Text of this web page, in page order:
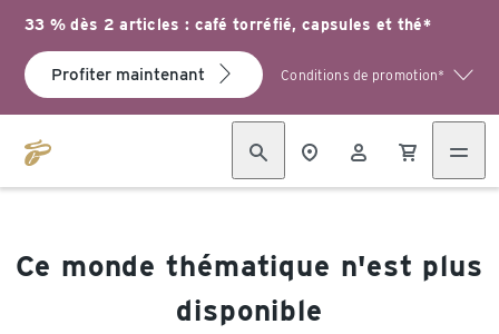
33 % dès 2 articles : café torréfié, capsules et thé*
Profiter maintenant Conditions de promotion*
Ce monde thématique n'est plus
disponible